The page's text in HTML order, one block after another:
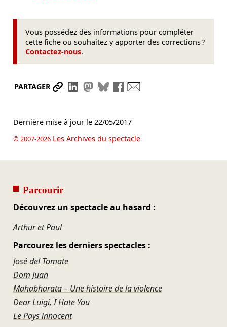
Vous possédez des informations pour compléter
cette fiche ou souhaitez y apporter des corrections ?
Contactez-nous.
PARTAGER Partager le lien
Partager sur LinkedIn
Partager sur Mastodon
Partager sur Bluesky
Partager sur Facebook
Dernière mise à jour le 22/05/2017
© 2007-2026Les Archives du spectacle
Parcourir
Découvrez un spectacle au hasard :
Arthur et Paul
Parcourez les derniers spectacles :
José del Tomate
Dom Juan
Mahabharata – Une histoire de la violence
Dear Luigi, I Hate You
Le Pays innocent